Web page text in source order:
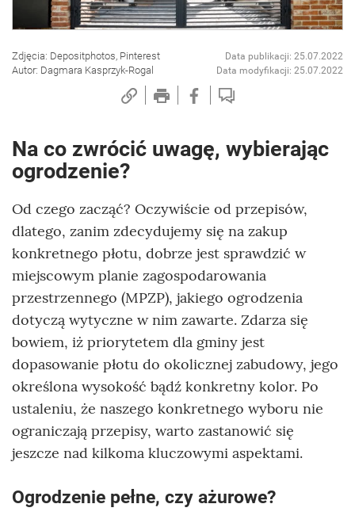
Zdjęcia: Depositphotos, Pinterest
Autor: Dagmara Kasprzyk-Rogal
Data publikacji: 25.07.2022
Data modyfikacji: 25.07.2022
Na co zwrócić uwagę, wybierając
ogrodzenie?
Od czego zacząć? Oczywiście od przepisów,
dlatego, zanim zdecydujemy się na zakup
konkretnego płotu, dobrze jest sprawdzić w
miejscowym planie zagospodarowania
przestrzennego (MPZP), jakiego ogrodzenia
dotyczą wytyczne w nim zawarte. Zdarza się
bowiem, iż priorytetem dla gminy jest
dopasowanie płotu do okolicznej zabudowy, jego
określona wysokość bądź konkretny kolor. Po
ustaleniu, że naszego konkretnego wyboru nie
ograniczają przepisy, warto zastanowić się
jeszcze nad kilkoma kluczowymi aspektami.
Ogrodzenie pełne, czy ażurowe?